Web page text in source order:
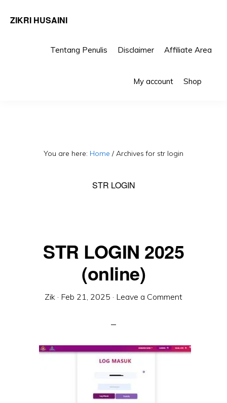
ZIKRI HUSAINI
Tentang Penulis Disclaimer Affiliate Area
My account Shop
You are here: Home / Archives for str login
STR LOGIN
STR LOGIN 2025
(online)
Zik · Feb 21, 2025 · Leave a Comment